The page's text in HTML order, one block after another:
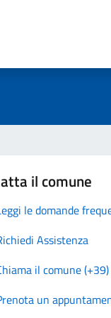
il comune
le domande
Assistenza
il comune
un